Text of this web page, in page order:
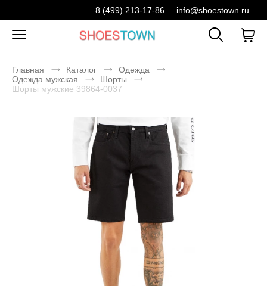
8 (499) 213-17-86 info@shoestown.ru
Главная Каталог
Одежда
Одежда мужская
Шорты
Шорты мужские 39864-0037